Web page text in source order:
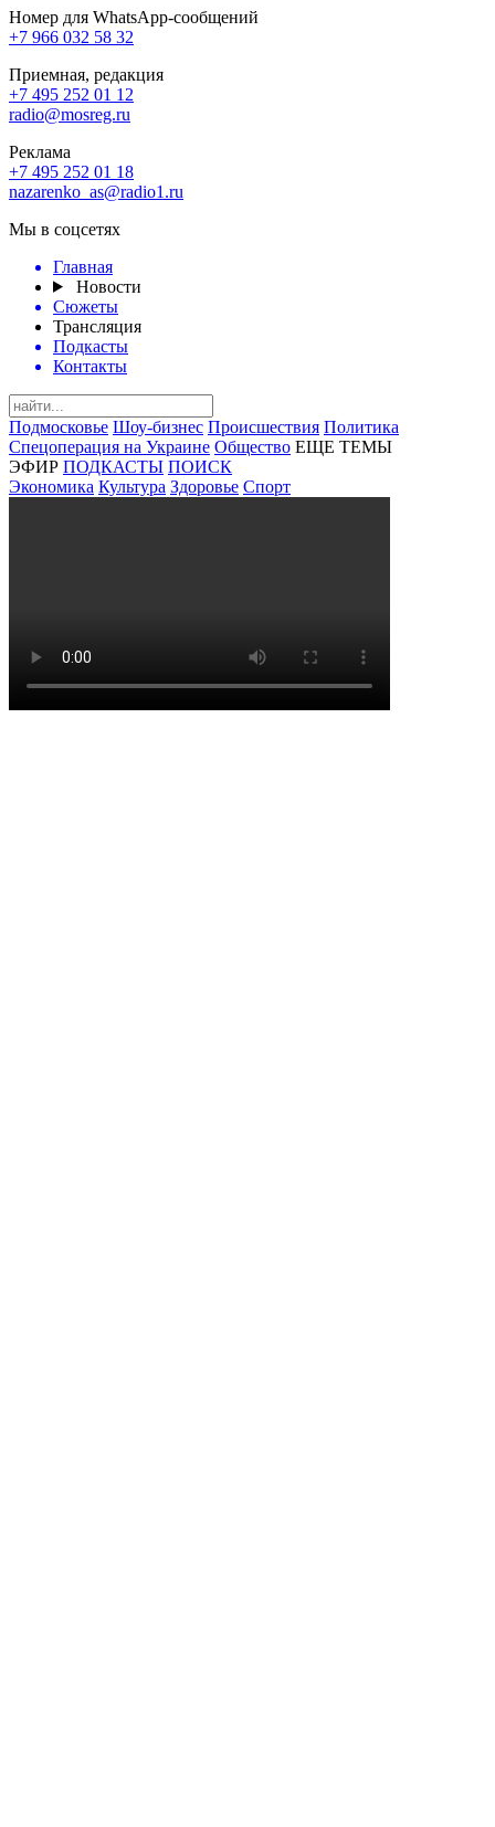
Номер для WhatsApp-сообщений
+7 966 032 58 32
Приемная, редакция
+7 495 252 01 12
radio@mosreg.ru
Реклама
+7 495 252 01 18
nazarenko_as@radio1.ru
Мы в соцсетях
Главная
Новости
Сюжеты
Трансляция
Подкасты
Контакты
Подмосковье Шоу-бизнес Происшествия Политика
Спецоперация на Украине Общество ЕЩЕ ТЕМЫ
ЭФИР ПОДКАСТЫ ПОИСК
Экономика Культура Здоровье Спорт